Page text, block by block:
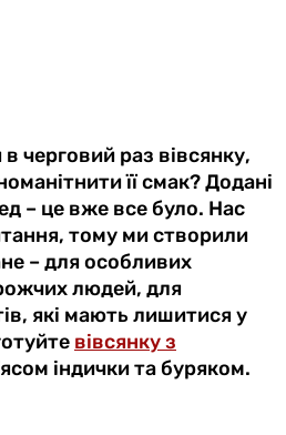
черговий раз вівсянку,
її смак? Додані
– це вже все було. Нас
тому ми створили
– для особливих
людей, для
які мають лишитися у
вівсянку з
індички та буряком.